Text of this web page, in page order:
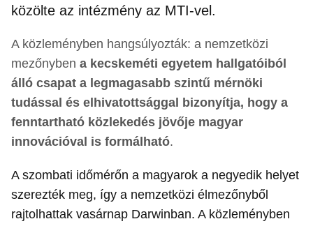
közölte az intézmény az MTI-vel.
A közleményben hangsúlyozták: a nemzetközi
mezőnyben a kecskeméti egyetem hallgatóiból
álló csapat a legmagasabb szintű mérnöki
tudással és elhivatottsággal bizonyítja, hogy a
fenntartható közlekedés jövője magyar
innovációval is formálható.
A szombati időmérőn a magyarok a negyedik helyet
szerezték meg, így a nemzetközi élmezőnyből
rajtolhattak vasárnap Darwinban. A közleményben